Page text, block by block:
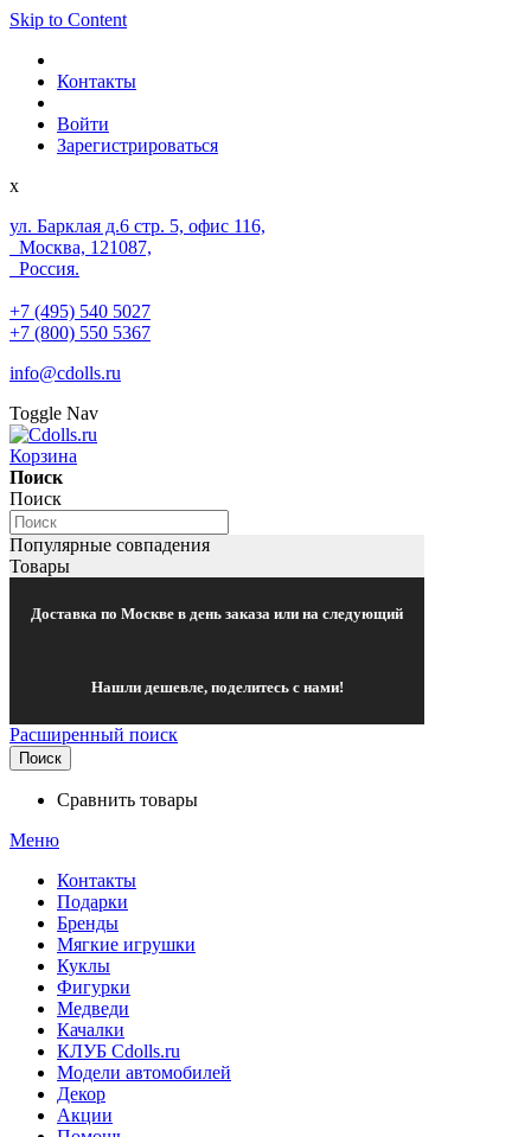
Skip to Content
Контакты
Войти
Зарегистрироваться
x
ул. Барклая д.6 стр. 5, офис 116,
Москва, 121087,
Россия.
+7 (495) 540 5027
+7 (800) 550 5367
info@cdolls.ru
Toggle Nav
Корзина
Поиск
Поиск
Популярные совпадения
Товары
Доставка по Москве в день заказа или на следующий
Нашли дешевле, поделитесь с нами!
Расширенный поиск
Поиск
Сравнить товары
Меню
Контакты
Подарки
Бренды
Мягкие игрушки
Куклы
Фигурки
Медведи
Качалки
КЛУБ Cdolls.ru
Модели автомобилей
Декор
Акции